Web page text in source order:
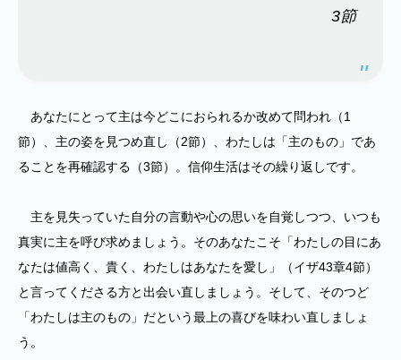
3節
あなたにとって主は今どこにおられるか改めて問われ（1
節）、主の姿を見つめ直し（2節）、わたしは「主のもの」であ
ることを再確認する（3節）。信仰生活はその繰り返しです。
主を見失っていた自分の言動や心の思いを自覚しつつ、いつも
真実に主を呼び求めましょう。そのあなたこそ「わたしの目にあ
なたは値高く、貴く、わたしはあなたを愛し」（イザ43章4節）
と言ってくださる方と出会い直しましょう。そして、そのつど
「わたしは主のもの」だという最上の喜びを味わい直しましょ
う。